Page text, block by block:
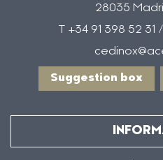
28035
T +34 91 398 52
Suggestion box